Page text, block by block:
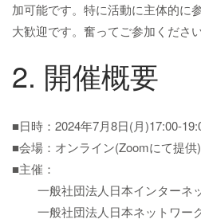
加可能です。特に活動に主体的に
大歓迎です。奮ってご参加ください
2. 開催概要
■日時：2024年7月8日(月)17:00-
■会場：オンライン(Zoomにて提供)
■主催：
一般社団法人日本インターネ
一般社団法人日本ネットワー